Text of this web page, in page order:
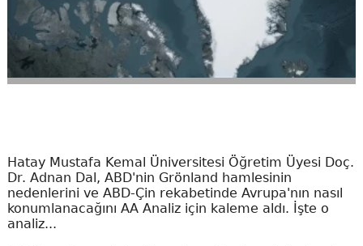
Hatay Mustafa Kemal Üniversitesi Öğretim Üyesi Doç.
Dr. Adnan Dal, ABD'nin Grönland hamlesinin
nedenlerini ve ABD-Çin rekabetinde Avrupa'nın nasıl
konumlanacağını AA Analiz için kaleme aldı. İşte o
analiz...